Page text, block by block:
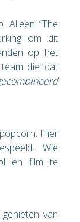
Alleen “The
om dit
op het
die dat
Hier
Wie
en film te
van